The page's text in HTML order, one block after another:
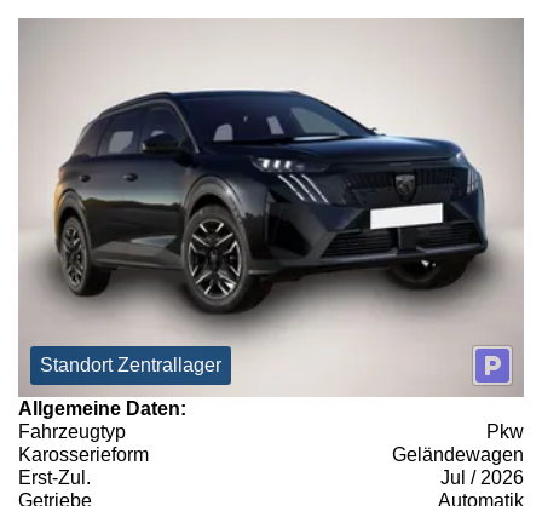
Standort Zentrallager
Allgemeine Daten:
Fahrzeugtyp
Pkw
Karosserieform
Geländewagen
Erst-Zul.
Jul / 2026
Getriebe
Automatik